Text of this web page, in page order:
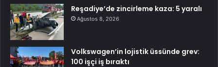
Reşadiye’de zincirleme kaza: 5 yaralı
Ağustos 8, 2026
Volkswagen’in lojistik üssünde grev:
100 işçi iş bıraktı